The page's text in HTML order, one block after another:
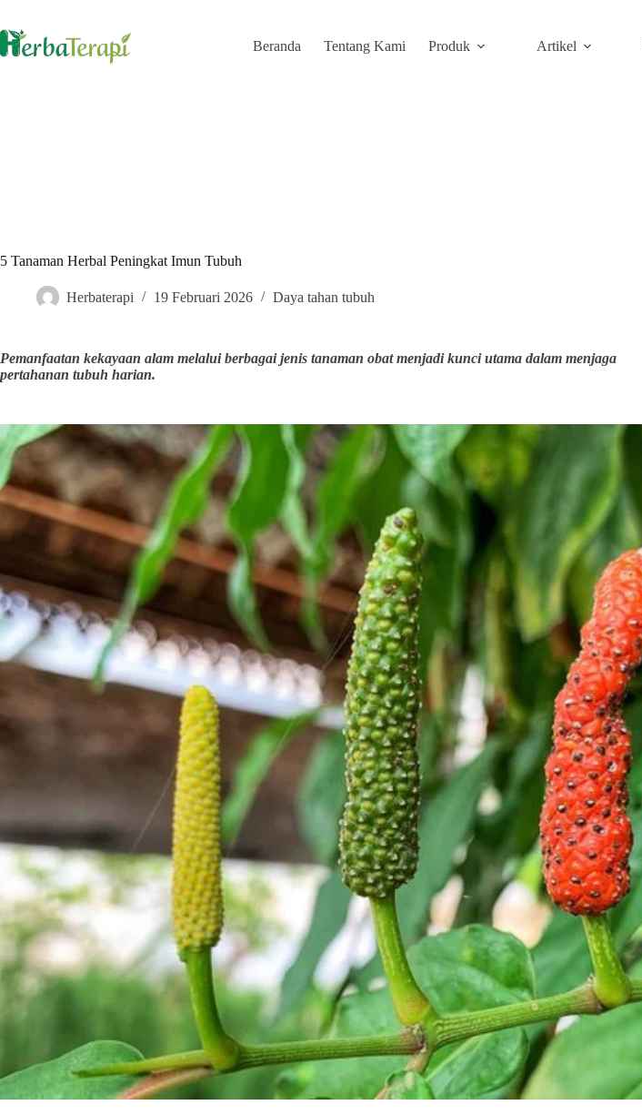
content
Beranda Tentang Kami Produk Artikel
5 Tanaman Herbal Peningkat Imun Tubuh
Herbaterapi 19 Februari 2026 Daya tahan tubuh
Pemanfaatan kekayaan alam melalui berbagai jenis tanaman obat menjadi kunci utama dalam menjaga
pertahanan tubuh harian.